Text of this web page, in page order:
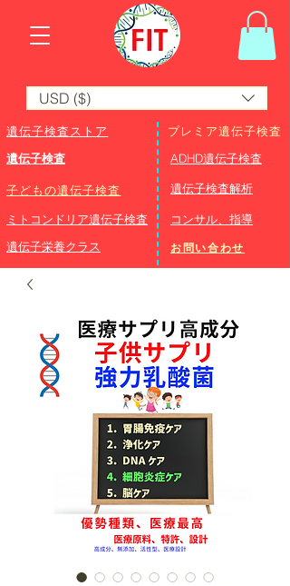
USD ($)
遺伝子検査ストア
遺伝子検査
子どもの遺伝子検査
ミトコンドリア遺伝子検査
遺伝子栄養クラス
プレミア遺伝子検査
ADHD遺伝子検査
​遺伝子検査解析
コンサル、指導
お問い合わせ